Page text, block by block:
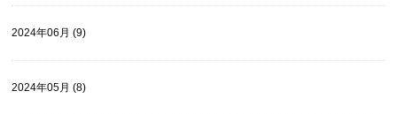
2024年06月 (9)
2024年05月 (8)